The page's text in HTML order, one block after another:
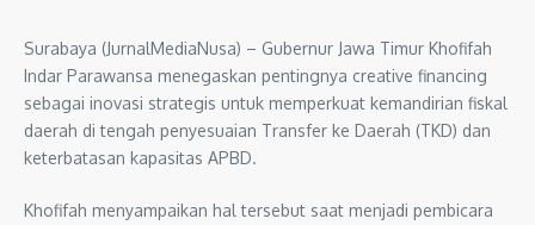
Surabaya (JurnalMediaNusa) – Gubernur Jawa Timur Khofifah
Indar Parawansa menegaskan pentingnya creative financing
sebagai inovasi strategis untuk memperkuat kemandirian fiskal
daerah di tengah penyesuaian Transfer ke Daerah (TKD) dan
keterbatasan kapasitas APBD.
Khofifah menyampaikan hal tersebut saat menjadi pembicara